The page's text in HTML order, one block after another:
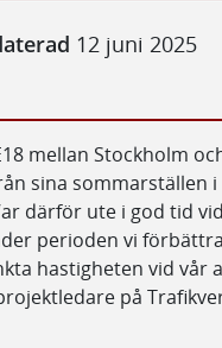
12 juni 2025
mellan Stockholm
sina sommarställen
därför ute i god tid
perioden vi
hastigheten vid vår
på